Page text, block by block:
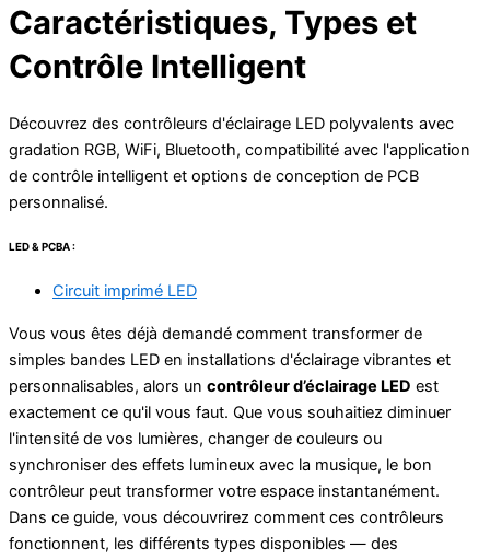
Caractéristiques, Types et
Contrôle Intelligent
Découvrez des contrôleurs d'éclairage LED polyvalents avec
gradation RGB, WiFi, Bluetooth, compatibilité avec l'application
de contrôle intelligent et options de conception de PCB
personnalisé.
LED & PCBA :
Circuit imprimé LED
Vous vous êtes déjà demandé comment transformer de
simples bandes LED en installations d'éclairage vibrantes et
personnalisables, alors un contrôleur d’éclairage LED est
exactement ce qu'il vous faut. Que vous souhaitiez diminuer
l'intensité de vos lumières, changer de couleurs ou
synchroniser des effets lumineux avec la musique, le bon
contrôleur peut transformer votre espace instantanément.
Dans ce guide, vous découvrirez comment ces contrôleurs
fonctionnent, les différents types disponibles — des